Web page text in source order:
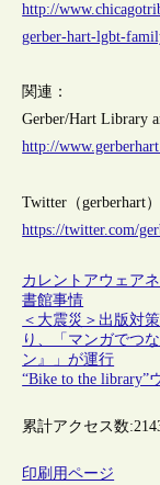
http://
gerber-hart-lgbt-
関連：
Gerber/Hart Library
http://
Twitter（gerberhart）
https://twitter.com/
カレントアウェア
書館事情
＜大震災＞出版対
り、「マンガでつ
ン』」が運行
“Bike to the library”
累計アクセス数:
印刷用ページ